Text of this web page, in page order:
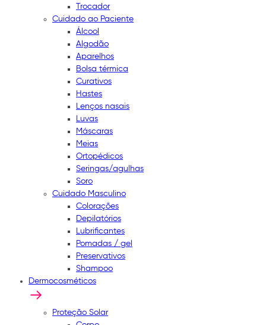
Trocador
Cuidado ao Paciente
Álcool
Algodão
Aparelhos
Bolsa térmica
Curativos
Hastes
Lenços nasais
Luvas
Máscaras
Meias
Ortopédicos
Seringas/agulhas
Soro
Cuidado Masculino
Colorações
Depilatórios
Lubrificantes
Pomadas / gel
Preservativos
Shampoo
Dermocosméticos
Proteção Solar